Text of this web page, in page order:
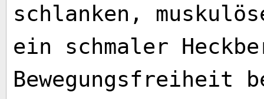
schlanken,
ein schmaler
Bewegungsfreiheit